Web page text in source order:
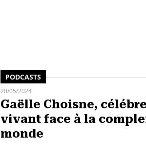
PODCASTS
20/05/2024
Gaëlle Choisne,
vivant face à la
monde